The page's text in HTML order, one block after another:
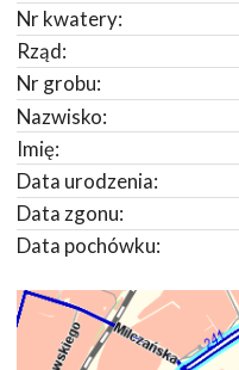
Nr kwatery:
Rząd:
Nr grobu:
Nazwisko:
Imię:
Data urodzenia:
Data zgonu:
Data pochówku: